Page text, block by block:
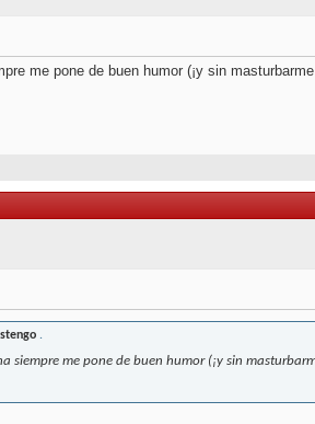
me pone de buen humor (¡y sin
.
siempre me pone de buen humor (¡y sin